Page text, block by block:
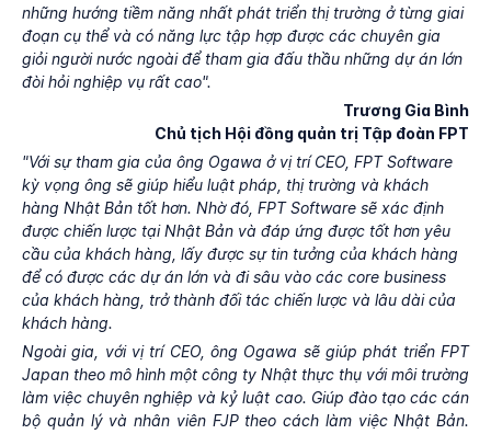
những hướng tiềm năng nhất phát triển thị trường ở từng giai
đoạn cụ thể và có năng lực tập hợp được các chuyên gia
giỏi người nước ngoài để tham gia đấu thầu những dự án lớn
đòi hỏi nghiệp vụ rất cao".
Trương Gia Bình
Chủ tịch Hội đồng quản trị Tập đoàn FPT
"Với sự tham gia của ông Ogawa ở vị trí CEO, FPT Software
kỳ vọng ông sẽ giúp hiểu luật pháp, thị trường và khách
hàng Nhật Bản tốt hơn. Nhờ đó, FPT Software sẽ xác định
được chiến lược tại Nhật Bản và đáp ứng được tốt hơn yêu
cầu của khách hàng, lấy được sự tin tưởng của khách hàng
để có được các dự án lớn và đi sâu vào các core business
của khách hàng, trở thành đối tác chiến lược và lâu dài của
khách hàng.
Ngoài gia, với vị trí CEO, ông Ogawa sẽ giúp phát triển FPT
Japan theo mô hình một công ty Nhật thực thụ với môi trường
làm việc chuyên nghiệp và kỷ luật cao. Giúp đào tạo các cán
bộ quản lý và nhân viên FJP theo cách làm việc Nhật Bản.